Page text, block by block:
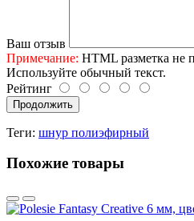
Ваш отзыв
Примечание: HTML разметка не
Используйте обычный текст.
Рейтинг
Продолжить
Теги: шнур полиэфирный
Похожие товары